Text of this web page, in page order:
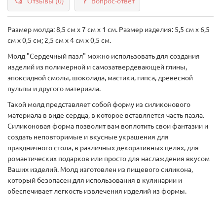
Размер молда: 8,5 см х 7 см х 1 см. Размер изделия: 5,5 см х 6,5
см х 0,5 см; 2,5 см х 4 см х 0,5 см.
Молд "Сердечный пазл" можно использовать для создания
изделий из полимерной и самозатвердевающей глины,
эпоксидной смолы, шоколада, мастики, гипса, древесной
пульпы и другого материала.
Такой молд представляет собой форму из силиконового
материала в виде сердца, в которое вставляется часть пазла.
Силиконовая форма позволит вам воплотить свои фантазии и
создать неповторимые и вкусные украшения для
праздничного стола, в различных декоративных целях, для
романтических подарков или просто для наслаждения вкусом
Ваших изделий. Молд изготовлен из пищевого силикона,
который безопасен для использования в кулинарии и
обеспечивает легкость извлечения изделий из формы.